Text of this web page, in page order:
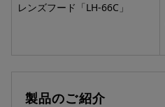
レンズフード「LH-66C」
製品のご紹介